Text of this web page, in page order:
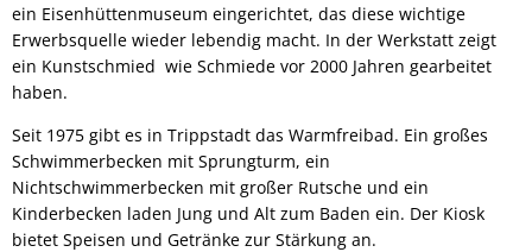
ein Eisenhüttenmuseum eingerichtet, das diese wichtige
Erwerbsquelle wieder lebendig macht. In der Werkstatt zeigt
ein Kunstschmied wie Schmiede vor 2000 Jahren gearbeitet
haben.
Seit 1975 gibt es in Trippstadt das Warmfreibad. Ein großes
Schwimmerbecken mit Sprungturm, ein
Nichtschwimmerbecken mit großer Rutsche und ein
Kinderbecken laden Jung und Alt zum Baden ein. Der Kiosk
bietet Speisen und Getränke zur Stärkung an.